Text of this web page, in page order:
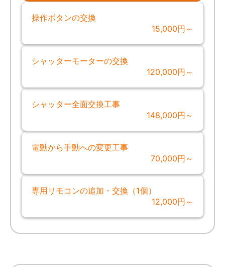
操作ボタンの交換
15,000円～
シャッターモーターの交換
120,000円～
シャッター全面交換工事
148,000円～
電動から手動への変更工事
70,000円～
専用リモコンの追加・交換（1個）
12,000円～